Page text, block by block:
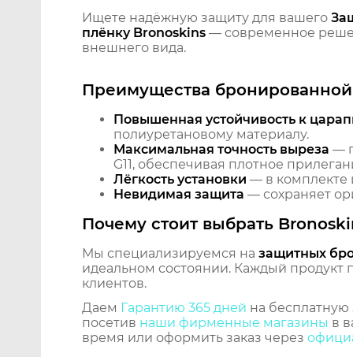
Ищете надёжную защиту для вашего
плёнку Bronoskins — современное
внешнего вида.
Преимущества
Повышенная устойчивость к
полиуретановому материалу.
Максимальная точность выреза —
G11, обеспечивая плотное
Лёгкость установки — в комплекте
Невидимая защита — сохраняет
Почему стоит выбрать
Мы специализируемся на защитных
идеальном состоянии. Каждый продукт
клиентов.
Даем Гарантию 365 дней на
посетив наши фирменные магазины в
время или оформить заказ через